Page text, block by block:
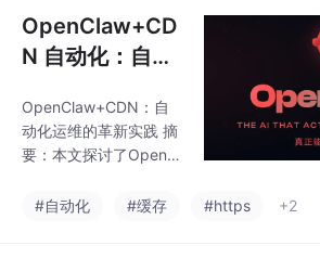
优
（基于ARIMA预测的动
态扩缩容）；3）多云
迁移（双写机制实现秒
架构设计，集成四层容
错机制与三维健康度模
型，提供零停机迁移、
化方案。典型场景验证
OpenClaw+CD
N 自动化：自动
存、配置 HTTP
S 与跨域规则
OpenClaw+CDN：自
动化运维的革新实践 摘
要：本文探讨了OpenCl
CDN运维模式。通过集
#自动化 #缓存 #https +2